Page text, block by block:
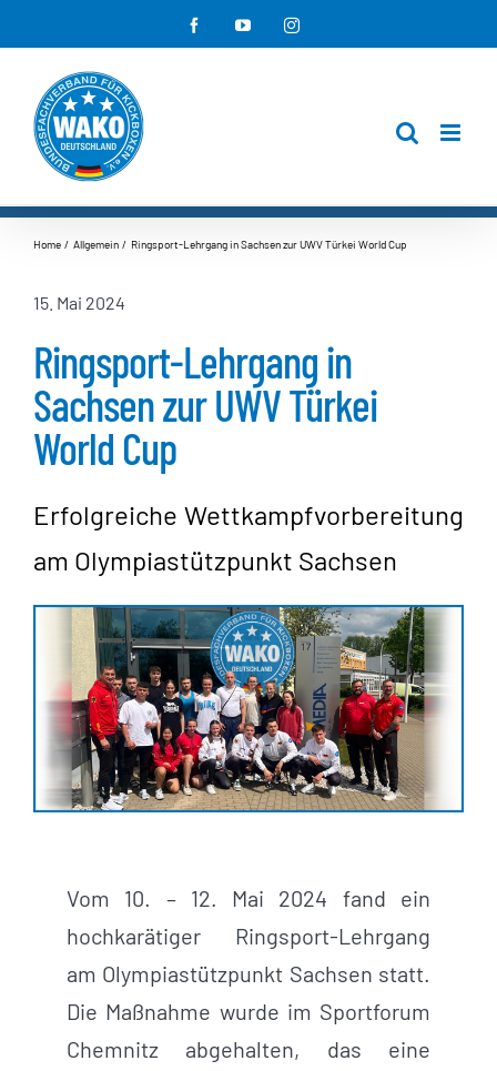
Inhalt
springen
FacebookYouTubeInstagram
Home Allgemein Ringsport-Lehrgang in Sachsen zur UWV Türkei World Cup
15. Mai 2024
Ringsport-Lehrgang in
Sachsen zur UWV Türkei
World Cup
Erfolgreiche Wettkampfvorbereitung
am Olympiastützpunkt Sachsen
Vom 10. – 12. Mai 2024 fand ein
hochkarätiger Ringsport-Lehrgang
am Olympiastützpunkt Sachsen statt.
Die Maßnahme wurde im Sportforum
Chemnitz abgehalten, das eine